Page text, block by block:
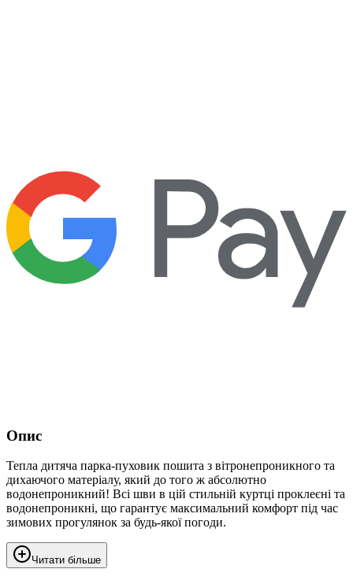
Опис
Тепла дитяча парка-пуховик пошита з вітронепроникного та
дихаючого матеріалу, який до того ж абсолютно
водонепроникний! Всі шви в цій стильній куртці проклеєні та
водонепроникні, що гарантує максимальний комфорт під час
зимових прогулянок за будь-якої погоди.
Читати більше